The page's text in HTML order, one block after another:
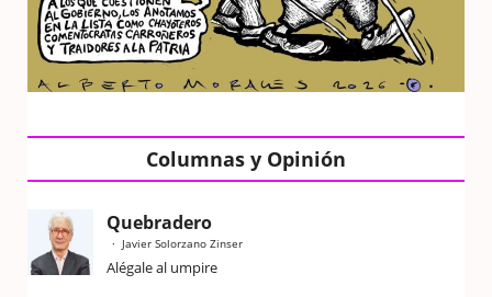
Columnas y Opinión
Quebradero
Javier Solorzano Zinser
Alégale al umpire